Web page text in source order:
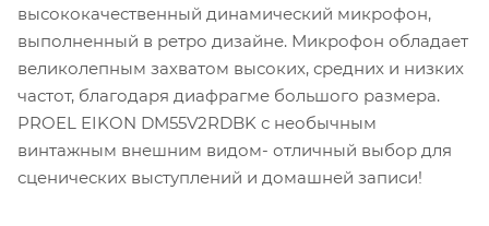
высококачественный динамический микрофон,
выполненный в ретро дизайне. Микрофон обладает
великолепным захватом высоких, средних и низких
частот, благодаря диафрагме большого размера.
PROEL EIKON DM55V2RDBK с необычным
винтажным внешним видом- отличный выбор для
сценических выступлений и домашней записи!